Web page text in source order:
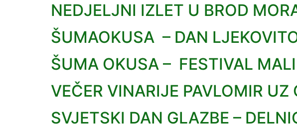
NEDJELJNI IZLET U BROD
ŠUMAOKUSA – DAN
ŠUMA OKUSA – FESTIVAL
VEČER VINARIJE PAVLOMIR UZ
SVJETSKI DAN GLAZBE –